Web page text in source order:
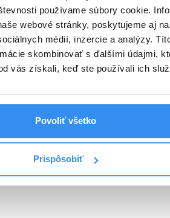
používame súbory cookie.
webové stránky, poskytujeme aj
médií, inzercie a analýzy.
skombinovať s ďalšími údajmi,
vás získali, keď ste používali ich
Povoliť všetko
Prispôsobiť
Zobraziť viac